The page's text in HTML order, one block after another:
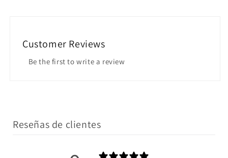
Customer Reviews
Be the first to write a review
Reseñas de clientes